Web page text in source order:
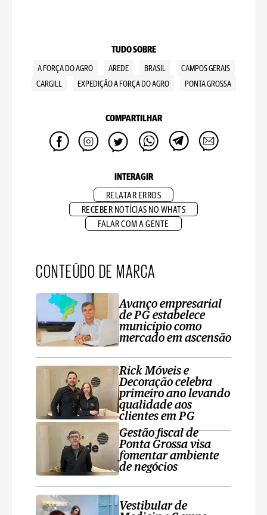
TUDO SOBRE
A FORÇA DO AGRO AREDE BRASIL
CAMPOS GERAIS
CARGILL
EXPEDIÇÃO A FORÇA DO AGRO PONTA GROSSA
COMPARTILHAR
INTERAGIR
RELATAR ERROS
RECEBER NOTÍCIAS NO WHATS
FALAR COM A GENTE
CONTEÚDO DE MARCA
Avanço empresarial
de PG estabelece
município como
mercado em ascensão
Rick Móveis e
Decoração celebra
primeiro ano levando
qualidade aos
clientes em PG
Gestão fiscal de
Ponta Grossa visa
fomentar ambiente
de negócios
Vestibular de